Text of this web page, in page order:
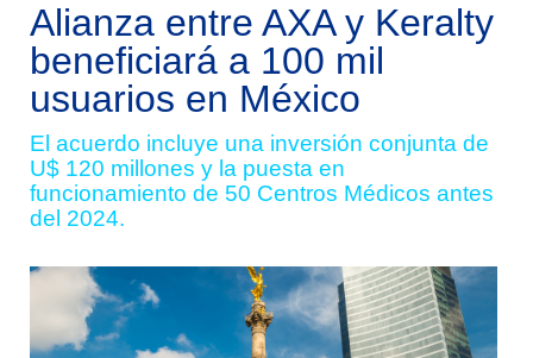
Alianza entre AXA y Keralty
beneficiará a 100 mil
usuarios en México
El acuerdo incluye una inversión conjunta de
U$ 120 millones y la puesta en
funcionamiento de 50 Centros Médicos antes
del 2024.